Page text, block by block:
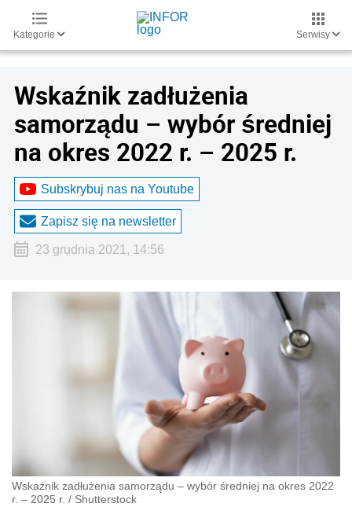
Kategorie Serwisy
Wskaźnik zadłużenia
samorządu – wybór średniej
na okres 2022 r. – 2025 r.
Subskrybuj nas na Youtube
Zapisz się na newsletter
23 grudnia 2021, 14:56
Wskaźnik zadłużenia samorządu – wybór średniej na okres 2022
r. – 2025 r. / Shutterstock